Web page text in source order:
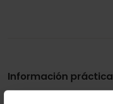
Información práctica